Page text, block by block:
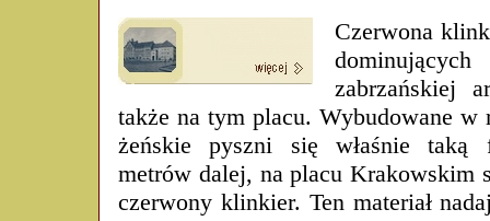
Czerwona
zabrzańskiej
także na tym placu. Wybudowane w
żeńskie pyszni się właśnie taką
metrów dalej, na placu Krakowskim
czerwony klinkier. Ten materiał